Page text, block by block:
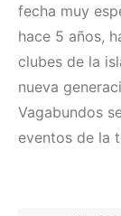
fecha muy
hace 5 años,
clubes de la
nueva
Vagabundos
eventos de la